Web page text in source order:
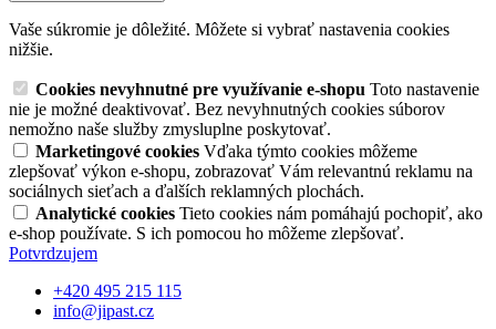
Vaše súkromie je dôležité. Môžete si vybrať nastavenia cookies
nižšie.
Cookies nevyhnutné pre využívanie e-shopu Toto nastavenie
nie je možné deaktivovať. Bez nevyhnutných cookies súborov
nemožno naše služby zmysluplne poskytovať.
Marketingové cookies Vďaka týmto cookies môžeme
zlepšovať výkon e-shopu, zobrazovať Vám relevantnú reklamu na
sociálnych sieťach a ďalších reklamných plochách.
Analytické cookies Tieto cookies nám pomáhajú pochopiť, ako
e-shop používate. S ich pomocou ho môžeme zlepšovať.
Potvrdzujem
+420 495 215 115
info@jipast.cz